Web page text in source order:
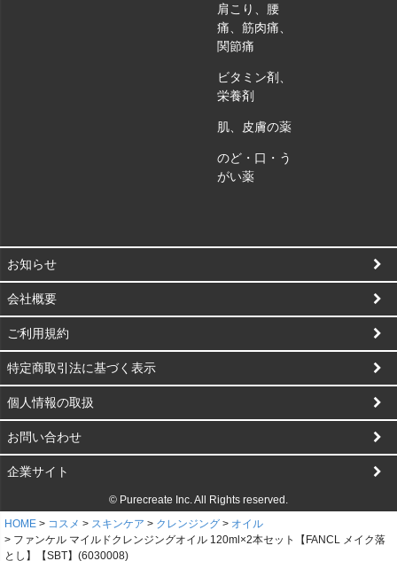
肩こり、腰
痛、筋肉痛、
関節痛
ビタミン剤、
栄養剤
肌、皮膚の薬
のど・口・う
がい薬
お知らせ
会社概要
ご利用規約
特定商取引法に基づく表示
個人情報の取扱
お問い合わせ
企業サイト
© Purecreate Inc. All Rights reserved.
HOME
コスメ スキンケア クレンジング
オイル
ファンケル マイルドクレンジングオイル 120ml×2本セット【FANCL メイク落
とし】【SBT】(6030008)